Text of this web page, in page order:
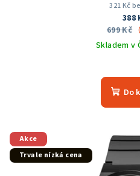
321 Kč
388
699 Kč
Skladem v
5
Do
Akce
Trvale nízká cena